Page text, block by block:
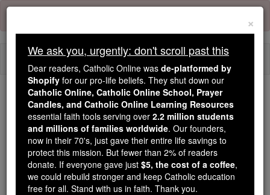
Skip
content
We ask you, urgently: don't scroll past this
Dear readers, Catholic Online
wasde-platformed by Shopify
for our pro-life beliefs. They
shut down ourCatholic
Online, Catholic Online School, Prayer Candles, and
×
We ask you, urgently: don't scroll past this
Dear readers, Catholic Online was de-platformed by
Shopify for our pro-life beliefs. They shut down our
Catholic Online, Catholic Online School, Prayer
Candles, and Catholic Online Learning Resources
essential faith tools serving over 2.2 million students
and millions of families worldwide. Our founders,
now in their 70's, just gave their entire life savings to
protect this mission. But fewer than 2% of readers
donate. If everyone gave just $5, the cost of a coffee,
we could rebuild stronger and keep Catholic education
free for all. Stand with us in faith. Thank you.